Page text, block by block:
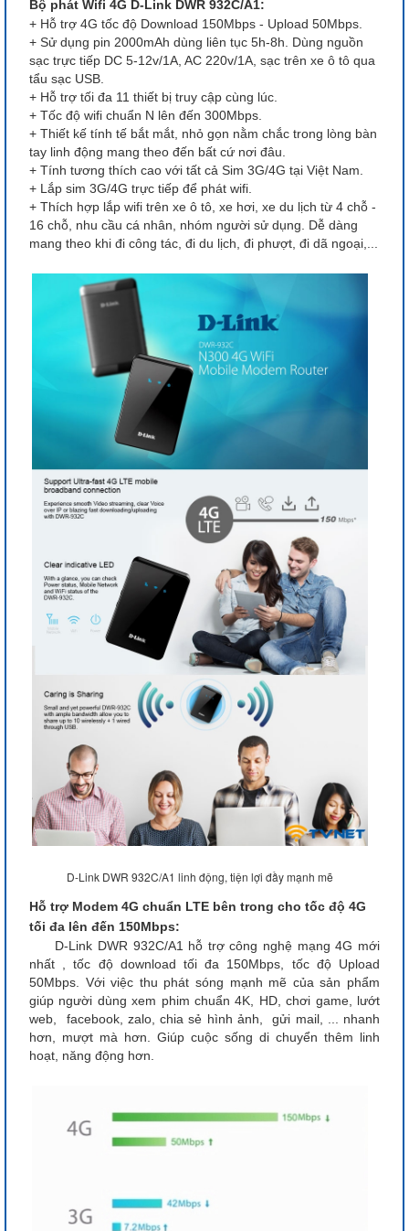
Bộ phát Wifi 4G D-Link DWR 932C/A1:
+ Hỗ trợ 4G tốc độ Download 150Mbps - Upload 50Mbps.
+ Sử dụng pin 2000mAh dùng liên tục 5h-8h. Dùng nguồn
sạc trực tiếp DC 5-12v/1A, AC 220v/1A, sạc trên xe ô tô qua
tẩu sạc USB.
+ Hỗ trợ tối đa 11 thiết bị truy cập cùng lúc.
+ Tốc độ wifi chuẩn N lên đến 300Mbps.
+ Thiết kế tính tế bắt mắt, nhỏ gọn nằm chắc trong lòng bàn
tay linh động mang theo đến bất cứ nơi đâu.
+ Tính tương thích cao với tất cả Sim 3G/4G tại Việt Nam.
+ Lắp sim 3G/4G trực tiếp để phát wifi.
+ Thích hợp lắp wifi trên xe ô tô, xe hơi, xe du lịch từ 4 chỗ -
16 chỗ, nhu cầu cá nhân, nhóm người sử dụng. Dễ dàng
mang theo khi đi công tác, đi du lịch, đi phượt, đi dã ngoại,...
D-Link DWR 932C/A1 linh động, tiện lợi đầy mạnh mẽ
Hỗ trợ Modem 4G chuẩn LTE bên trong cho tốc độ 4G
tối đa lên đến 150Mbps:
D-Link DWR 932C/A1 hỗ trợ công nghệ mạng 4G mới
nhất , tốc độ download tối đa 150Mbps, tốc độ Upload
50Mbps. Với việc thu phát sóng mạnh mẽ của sản phẩm
giúp người dùng xem phim chuẩn 4K, HD, chơi game, lướt
web, facebook, zalo, chia sẻ hình ảnh, gửi mail, ... nhanh
hơn, mượt mà hơn. Giúp cuộc sống di chuyển thêm linh
hoạt, năng động hơn.